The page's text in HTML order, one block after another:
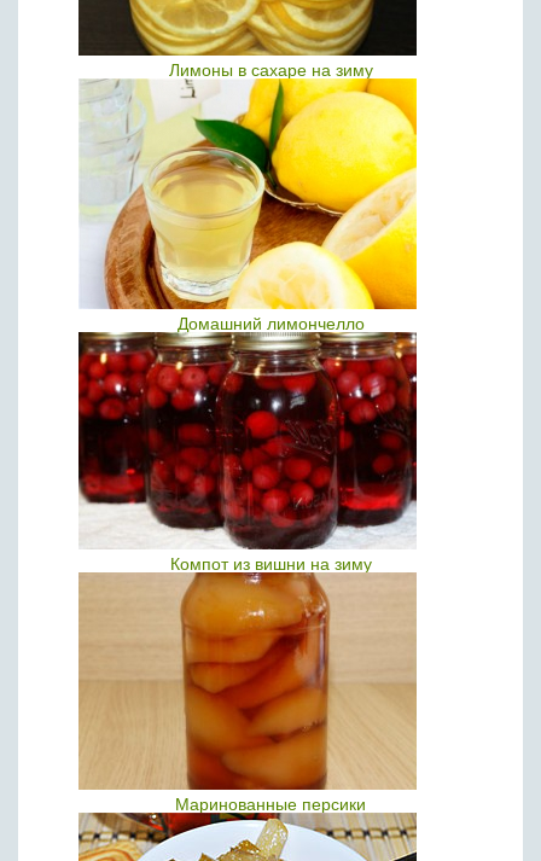
Лимоны в сахаре на зиму
Домашний лимончелло
Компот из вишни на зиму
Маринованные персики